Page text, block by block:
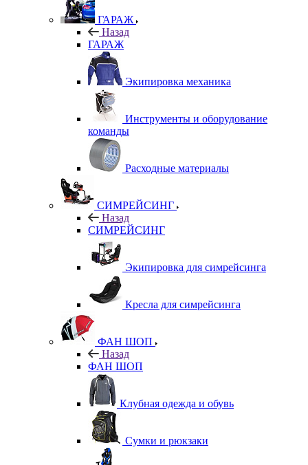
ГАРАЖ
Назад
ГАРАЖ
Экипировка механика
Инструменты и оборудование
команды
Расходные материалы
СИМРЕЙСИНГ
Назад
СИМРЕЙСИНГ
Экипировка для симрейсинга
Кресла для симрейсинга
ФАН ШОП
Назад
ФАН ШОП
Клубная одежда и обувь
Сумки и рюкзаки